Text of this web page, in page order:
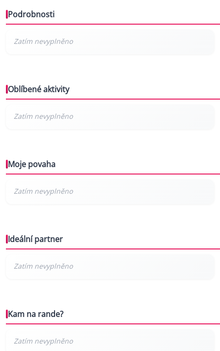
Podrobnosti
Oblíbené aktivity
Moje povaha
Ideální partner
Kam na rande?